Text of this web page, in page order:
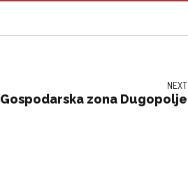
NEXT
Gospodarska zona Dugopolje